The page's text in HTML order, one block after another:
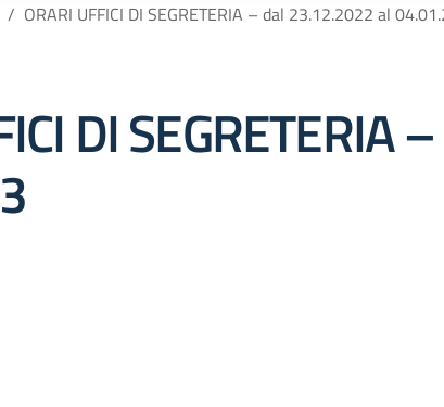
ORARI UFFICI DI SEGRETERIA – dal 23.12.2022 al
DI